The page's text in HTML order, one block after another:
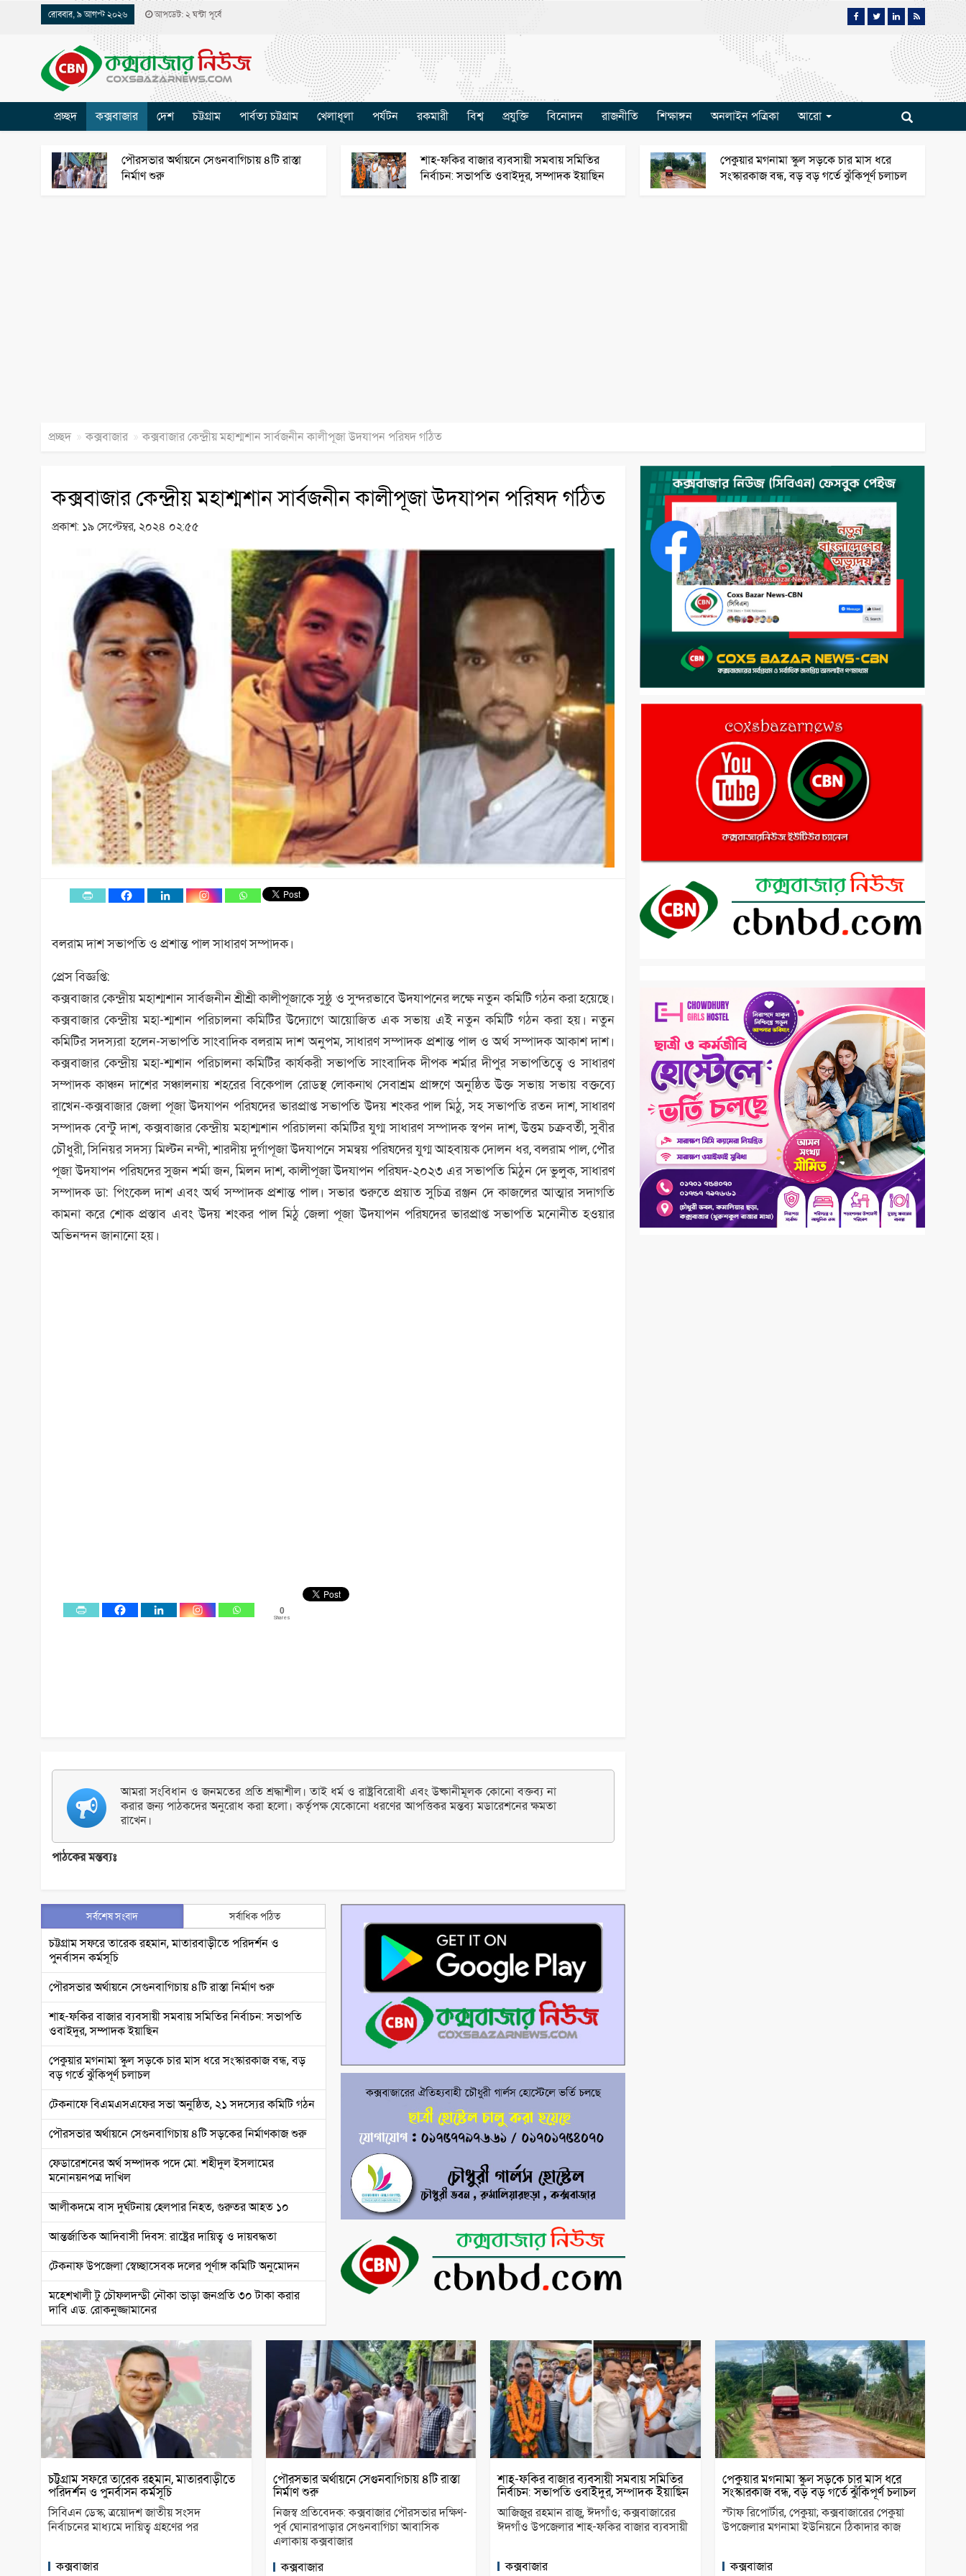
রোববার, ৯ আগস্ট ২০২৬ আপডেট: ২ ঘন্টা পূর্বে
প্রচ্ছদ কক্সবাজার দেশ চট্টগ্রাম পার্বত্য চট্টগ্রাম খেলাধূলা পর্যটন রকমারী বিশ্ব প্রযুক্তি বিনোদন রাজনীতি শিক্ষাঙ্গন অনলাইন পত্রিকা আরো
পৌরসভার অর্থায়নে সেগুনবাগিচায় ৪টি রাস্তা
নির্মাণ শুরু
শাহ-ফকির বাজার ব্যবসায়ী সমবায় সমিতির
নির্বাচন: সভাপতি ওবাইদুর, সম্পাদক ইয়াছিন
পেকুয়ার মগনামা স্কুল সড়কে চার মাস ধরে
সংস্কারকাজ বন্ধ, বড় বড় গর্তে ঝুঁকিপূর্ণ চলাচল
প্রচ্ছদ » কক্সবাজার » কক্সবাজার কেন্দ্রীয় মহাশ্মশান সার্বজনীন কালীপূজা উদযাপন পরিষদ গঠিত
কক্সবাজার কেন্দ্রীয় মহাশ্মশান সার্বজনীন কালীপূজা উদযাপন পরিষদ গঠিত
প্রকাশ: ১৯ সেপ্টেম্বর, ২০২৪ ০২:৫৫
বলরাম দাশ সভাপতি ও প্রশান্ত পাল সাধারণ সম্পাদক।
প্রেস বিজ্ঞপ্তি:
কক্সবাজার কেন্দ্রীয় মহাশ্মশান সার্বজনীন শ্রীশ্রী কালীপূজাকে সুষ্ঠু ও সুন্দরভাবে উদযাপনের লক্ষে নতুন কমিটি গঠন করা হয়েছে।
কক্সবাজার কেন্দ্রীয় মহা-শ্মশান পরিচালনা কমিটির উদ্যোগে আয়োজিত এক সভায় এই নতুন কমিটি গঠন করা হয়। নতুন
কমিটির সদস্যরা হলেন-সভাপতি সাংবাদিক বলরাম দাশ অনুপম, সাধারণ সম্পাদক প্রশান্ত পাল ও অর্থ সম্পাদক আকাশ দাশ।
কক্সবাজার কেন্দ্রীয় মহা-শ্মশান পরিচালনা কমিটির কার্যকরী সভাপতি সাংবাদিক দীপক শর্মার দীপুর সভাপতিত্বে ও সাধারণ
সম্পাদক কাঞ্চন দাশের সঞ্চালনায় শহরের বিকেপাল রোডস্থ লোকনাথ সেবাশ্রম প্রাঙ্গণে অনুষ্ঠিত উক্ত সভায় সভায় বক্তব্যে
রাখেন-কক্সবাজার জেলা পূজা উদযাপন পরিষদের ভারপ্রাপ্ত সভাপতি উদয় শংকর পাল মিঠু, সহ সভাপতি রতন দাশ, সাধারণ
সম্পাদক বেন্টু দাশ, কক্সবাজার কেন্দ্রীয় মহাশ্মশান পরিচালনা কমিটির যুগ্ম সাধারণ সম্পাদক স্বপন দাশ, উত্তম চক্রবর্তী, সুবীর
চৌধুরী, সিনিয়র সদস্য মিল্টন নন্দী, শারদীয় দুর্গাপূজা উদযাপনে সমন্বয় পরিষদের যুগ্ম আহবায়ক দোলন ধর, বলরাম পাল, পৌর
পূজা উদযাপন পরিষদের সুজন শর্মা জন, মিলন দাশ, কালীপূজা উদযাপন পরিষদ-২০২৩ এর সভাপতি মিঠুন দে ভুলুক, সাধারণ
সম্পাদক ডা: পিংকেল দাশ এবং অর্থ সম্পাদক প্রশান্ত পাল। সভার শুরুতে প্রয়াত সুচিত্র রঞ্জন দে কাজলের আত্মার সদাগতি
কামনা করে শোক প্রস্তাব এবং উদয় শংকর পাল মিঠু জেলা পূজা উদযাপন পরিষদের ভারপ্রাপ্ত সভাপতি মনোনীত হওয়ার
অভিনন্দন জানানো হয়।
0
Shares
আমরা সংবিধান ও জনমতের প্রতি শ্রদ্ধাশীল। তাই ধর্ম ও রাষ্ট্রবিরোধী এবং উষ্কানীমূলক কোনো বক্তব্য না
করার জন্য পাঠকদের অনুরোধ করা হলো। কর্তৃপক্ষ যেকোনো ধরণের আপত্তিকর মন্তব্য মডারেশনের ক্ষমতা
রাখেন।
পাঠকের মন্তব্যঃ
সর্বশেষ সংবাদ সর্বাধিক পঠিত
চট্টগ্রাম সফরে তারেক রহমান, মাতারবাড়ীতে পরিদর্শন ও
পুনর্বাসন কর্মসূচি
পৌরসভার অর্থায়নে সেগুনবাগিচায় ৪টি রাস্তা নির্মাণ শুরু
শাহ-ফকির বাজার ব্যবসায়ী সমবায় সমিতির নির্বাচন: সভাপতি
ওবাইদুর, সম্পাদক ইয়াছিন
পেকুয়ার মগনামা স্কুল সড়কে চার মাস ধরে সংস্কারকাজ বন্ধ, বড়
বড় গর্তে ঝুঁকিপূর্ণ চলাচল
টেকনাফে বিএমএসএফের সভা অনুষ্ঠিত, ২১ সদস্যের কমিটি গঠন
পৌরসভার অর্থায়নে সেগুনবাগিচায় ৪টি সড়কের নির্মাণকাজ শুরু
ফেডারেশনের অর্থ সম্পাদক পদে মো. শহীদুল ইসলামের
মনোনয়নপত্র দাখিল
আলীকদমে বাস দুর্ঘটনায় হেলপার নিহত, গুরুতর আহত ১০
আন্তর্জাতিক আদিবাসী দিবস: রাষ্ট্রের দায়িত্ব ও দায়বদ্ধতা
টেকনাফ উপজেলা স্বেচ্ছাসেবক দলের পূর্ণাঙ্গ কমিটি অনুমোদন
মহেশখালী টু চৌফলদন্ডী নৌকা ভাড়া জনপ্রতি ৩০ টাকা করার
দাবি এড. রোকনুজ্জামানের
চট্টগ্রাম সফরে তারেক রহমান, মাতারবাড়ীতে
পরিদর্শন ও পুনর্বাসন কর্মসূচি
সিবিএন ডেস্ক; ত্রয়োদশ জাতীয় সংসদ
নির্বাচনের মাধ্যমে দায়িত্ব গ্রহণের পর
কক্সবাজার
পৌরসভার অর্থায়নে সেগুনবাগিচায় ৪টি রাস্তা
নির্মাণ শুরু
নিজস্ব প্রতিবেদক: কক্সবাজার পৌরসভার দক্ষিণ-
পূর্ব ঘোনারপাড়ার সেগুনবাগিচা আবাসিক
এলাকায় কক্সবাজার
কক্সবাজার
শাহ-ফকির বাজার ব্যবসায়ী সমবায় সমিতির
নির্বাচন: সভাপতি ওবাইদুর, সম্পাদক ইয়াছিন
আজিজুর রহমান রাজু, ঈদগাঁও; কক্সবাজারের
ঈদগাঁও উপজেলার শাহ-ফকির বাজার ব্যবসায়ী
কক্সবাজার
পেকুয়ার মগনামা স্কুল সড়কে চার মাস ধরে
সংস্কারকাজ বন্ধ, বড় বড় গর্তে ঝুঁকিপূর্ণ চলাচল
স্টাফ রিপোর্টার, পেকুয়া; কক্সবাজারের পেকুয়া
উপজেলার মগনামা ইউনিয়নে ঠিকাদার কাজ
কক্সবাজার